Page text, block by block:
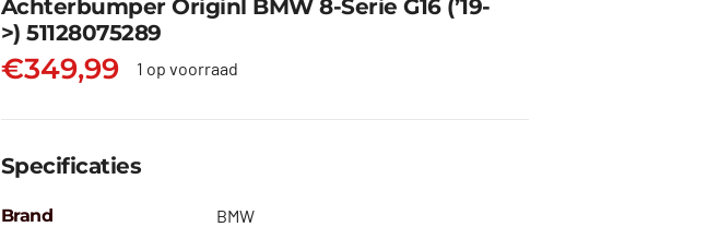
Achterbumper Originl BMW 8-Serie G16 (’19-
>) 51128075289
€349,99 1 op voorraad
Specificaties
Brand
BMW